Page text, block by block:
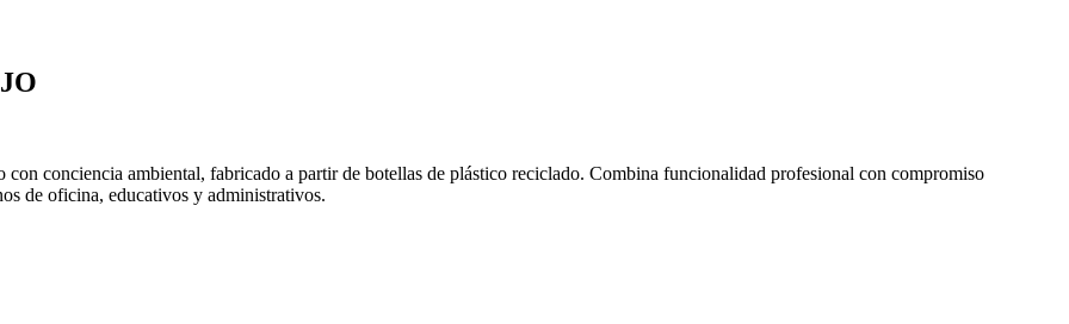
conciencia ambiental, fabricado a partir de botellas de plástico reciclado. Combina funcionalidad profesional con compromiso
de oficina, educativos y administrativos.